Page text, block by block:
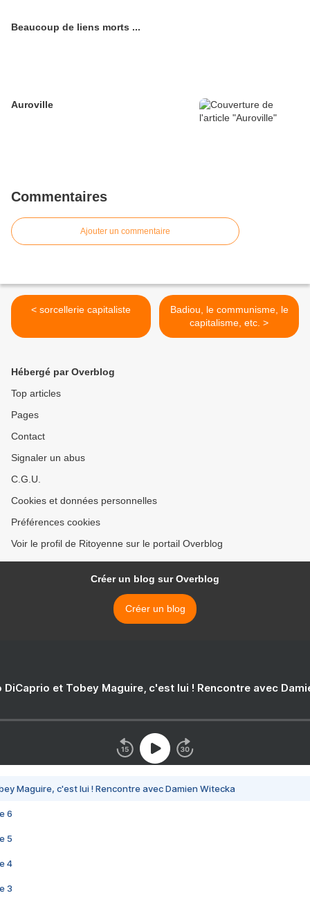
Beaucoup de liens morts ...
Auroville
Commentaires
Ajouter un commentaire
< sorcellerie capitaliste
Badiou, le communisme, le
capitalisme, etc. >
Hébergé par Overblog
Top articles
Pages
Contact
Signaler un abus
C.G.U.
Cookies et données personnelles
Préférences cookies
Voir le profil de Ritoyenne sur le portail Overblog
Créer un blog sur Overblog
Créer un blog
DiCaprio et Tobey Maguire, c'est lui ! Rencontre avec
Maguire, c'est lui ! Rencontre avec Damien Witecka
6
5
4
3